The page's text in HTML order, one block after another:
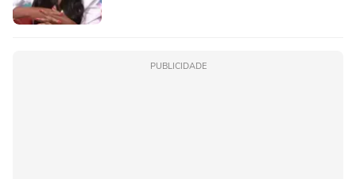
PUBLICIDADE